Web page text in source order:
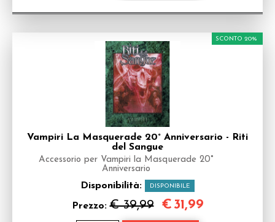
Vampiri La Masquerade 20° Anniversario - Riti
del Sangue
Accessorio per Vampiri la Masquerade 20°
Anniversario
Disponibilità: DISPONIBILE
Prezzo:€ 39,99
SCONTO 20%
€ 31,99